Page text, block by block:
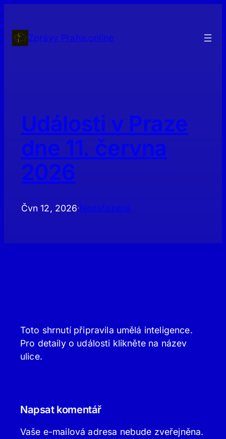
obsahZprávy Praha.online
Události v Praze
dne 11. června
2026
Čvn 12, 2026 ·Nezařazené
Toto shrnutí připravila umělá inteligence.
Pro detaily o události klikněte na název
ulice.
Napsat komentář
Vaše e-mailová adresa nebude zveřejněna.